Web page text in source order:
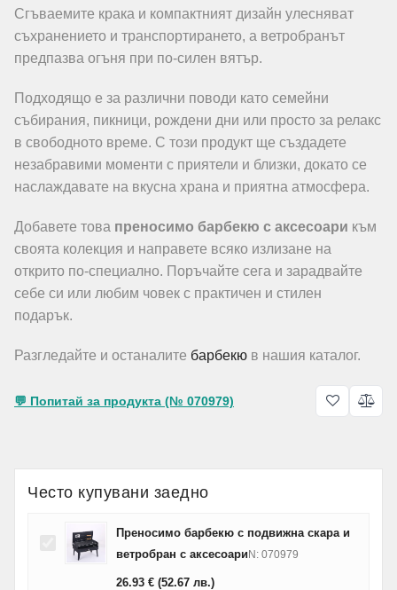
Сгъваемите крака и компактният дизайн улесняват
съхранението и транспортирането, а ветробранът
предпазва огъня при по-силен вятър.
Подходящо е за различни поводи като семейни
събирания, пикници, рождени дни или просто за релакс
в свободното време. С този продукт ще създадете
незабравими моменти с приятели и близки, докато се
наслаждавате на вкусна храна и приятна атмосфера.
Добавете това преносимо барбекю с аксесоари към
своята колекция и направете всяко излизане на
открито по-специално. Поръчайте сега и зарадвайте
себе си или любим човек с практичен и стилен
подарък.
Разгледайте и останалите барбекю в нашия каталог.
💬 Попитай за продукта (№ 070979)
Често купувани заедно
Преносимо барбекю с подвижна скара и
ветробран с аксесоариN: 070979
26.93 € (52.67 лв.)